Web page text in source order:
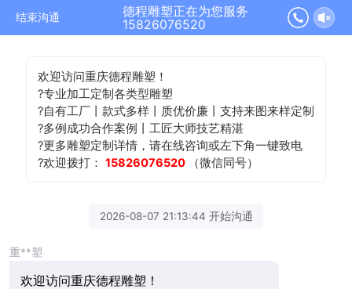
结束沟通
德程雕塑正在为您服务
15826076520
欢迎访问重庆德程雕塑！
?专业加工定制各类型雕塑
?自有工厂丨款式多样丨质优价廉丨支持来图来样定制
?多例成功合作案例丨工匠大师技艺精湛
?更多雕塑定制详情，请在线咨询或左下角一键致电
?欢迎拨打： 15826076520 （微信同号）
2026-08-07 21:13:44 开始沟通
重**塑
欢迎访问重庆德程雕塑！